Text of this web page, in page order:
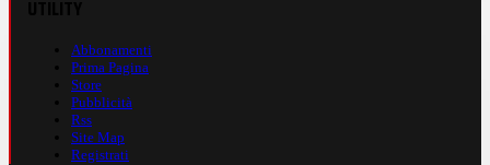
Abbonamenti
Prima Pagina
Store
Pubblicità
Rss
Site Map
Registrati